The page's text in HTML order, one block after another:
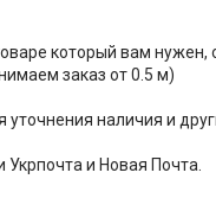
который вам нужен,
заказ от 0.5 м)
наличия и
и Новая Почта.